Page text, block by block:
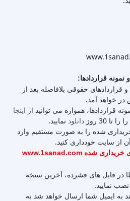
قراردادها:
و قراردادهای حقوقی بلافاصله بعد از
خواهد آمد.
قراردادها، همواره می توانید از اینجا
30 روز
دانلود نمایید.
خریداری شده را به صورت مستقیم وارد
از سایت خودداری کنید.
پسورد تمامی فایل های خریداری شده www.1sanad.com
فایل های فشرده، آخرین نسخه
به ایمیل شما ارسال خواهد شد به